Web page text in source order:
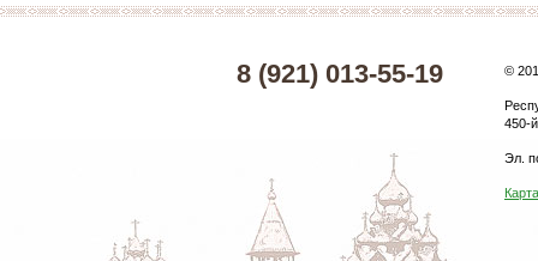
8 (921) 013-55-19 ©
450-
Эл.